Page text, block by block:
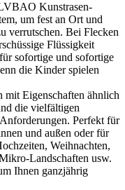
Kunstrasen-
um fest an Ort und
verrutschen. Bei Flecken
Flüssigkeit
sofortige und sofortige
die Kinder spielen
Eigenschaften ähnlich
die vielfältigen
Perfekt für
und außen oder für
Weihnachten,
Landschaften usw.
Ihnen ganzjährig